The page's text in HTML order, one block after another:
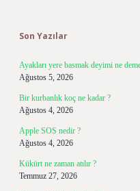
Son Yazılar
Ayakları yere basmak deyimi ne
Ağustos 5, 2026
Bir kurbanlık koç ne kadar ?
Ağustos 4, 2026
Apple SOS nedir ?
Ağustos 4, 2026
Kükürt ne zaman atılır ?
Temmuz 27, 2026